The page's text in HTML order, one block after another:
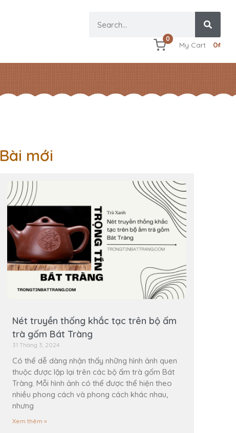
My Cart
0
0₫
Bài mới
Nét truyền thống khắc tạc trên bộ ấm
trà gốm Bát Tràng
31 Tháng 3, 2024
Có thể dễ dàng nhận thấy những hình ảnh quen
thuộc được lặp lại trên các bộ ấm trà gốm Bát
Tràng. Mỗi hình ảnh có thể được thể hiện theo
nhiều phong cách và phong cách khác nhau,
nhưng
Xem thêm »